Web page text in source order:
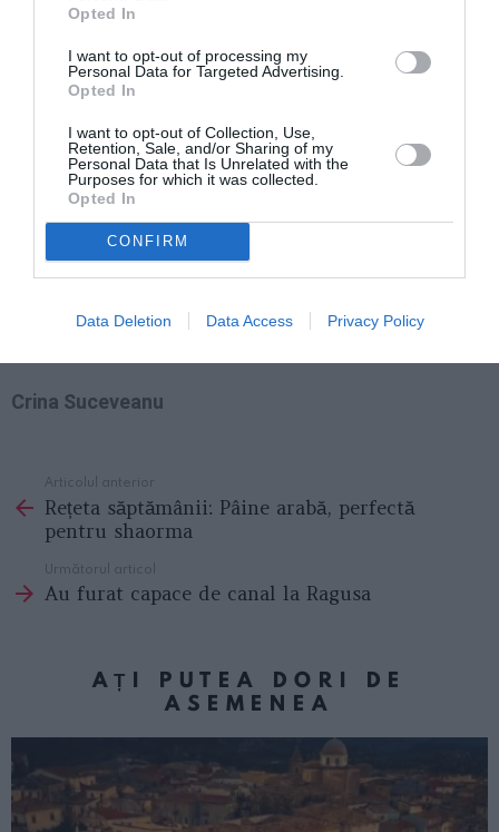
Opted In
I want to opt-out of processing my
Personal Data for Targeted Advertising.
Opted In
I want to opt-out of Collection, Use,
Retention, Sale, and/or Sharing of my
Personal Data that Is Unrelated with the
Purposes for which it was collected.
Opted In
CONFIRM
Data Deletion Data Access Privacy Policy
nimeni la cârciumă până la închidere.
Să vadă cât se câştigă şi să afle cât costă drumul
dus-întors cu autocarul, şi ce simţi când afli că
luna aceasta n-au bani să te plătească integral.
Să te gândeşti cu groază că te îmbolnăveşti şi rămâi
fără lucru. Să te gândeşti că dacă ai în România un
bolnav, unica lui speranţă eşti tu… cel care munceşte
Crina Suceveanu
more
Articolul anterior
Rețeta săptămânii: Pâine arabă, perfectă
pentru shaorma
Următorul articol
Au furat capace de canal la Ragusa
AȚI PUTEA DORI DE
ASEMENEA